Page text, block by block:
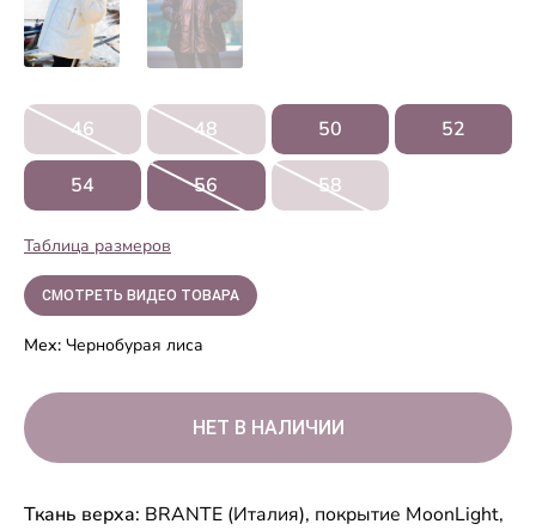
46 48 50 52
54 56 58
Таблица размеров
СМОТРЕТЬ ВИДЕО ТОВАРА
Мех: Чернобурая лиса
Ткань верха: BRANTE (Италия), покрытие MoonLight,